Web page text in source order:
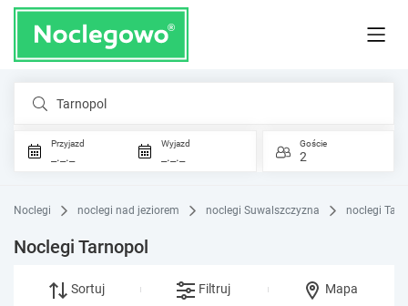
Tarnopol
Przyjazd
_._._
Wyjazd
_._._
Goście
2
Noclegi noclegi nad jeziorem noclegi Suwalszczyzna noclegi
Noclegi Tarnopol
Sortuj Filtruj Mapa